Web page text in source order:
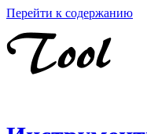
Перейти к содержанию